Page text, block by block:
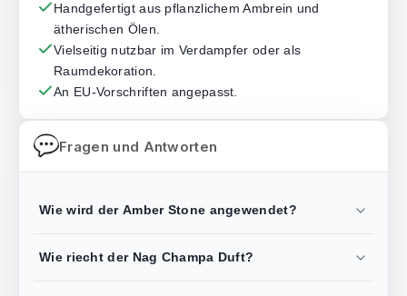
Handgefertigt aus pflanzlichem Ambrein und
ätherischen Ölen.
Vielseitig nutzbar im Verdampfer oder als
Raumdekoration.
An EU-Vorschriften angepasst.
Fragen und Antworten
Wie wird der Amber Stone angewendet?
Wie riecht der Nag Champa Duft?